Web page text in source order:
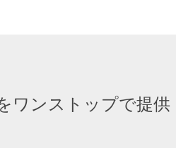
ワンストップで提供